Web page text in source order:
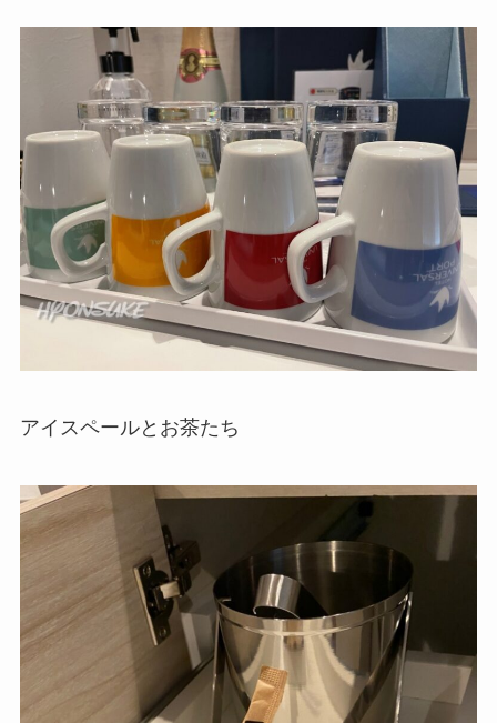
アイスペールとお茶たち